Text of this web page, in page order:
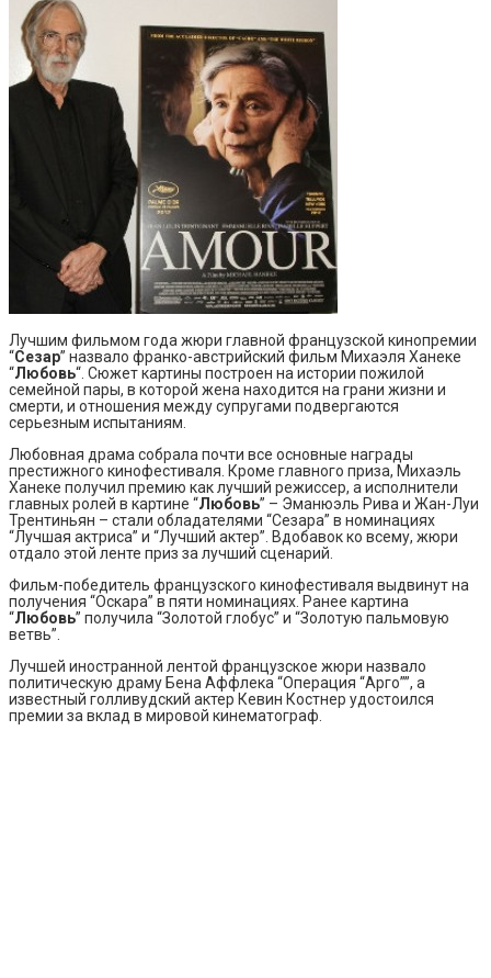
Лучшим фильмом года жюри главной французской кинопремии
“Сезар” назвало франко-австрийский фильм Михаэля Ханеке
“Любовь“. Сюжет картины построен на истории пожилой
семейной пары, в которой жена находится на грани жизни и
смерти, и отношения между супругами подвергаются
серьезным испытаниям.
Любовная драма собрала почти все основные награды
престижного кинофестиваля. Кроме главного приза, Михаэль
Ханеке получил премию как лучший режиссер, а исполнители
главных ролей в картине “Любовь” – Эманюэль Рива и Жан-Луи
Трентиньян – стали обладателями “Сезара” в номинациях
“Лучшая актриса” и “Лучший актер”. Вдобавок ко всему, жюри
отдало этой ленте приз за лучший сценарий.
Фильм-победитель французского кинофестиваля выдвинут на
получения “Оскара” в пяти номинациях. Ранее картина
“Любовь” получила “Золотой глобус” и “Золотую пальмовую
ветвь”.
Лучшей иностранной лентой французское жюри назвало
политическую драму Бена Аффлека “Операция “Арго””, а
известный голливудский актер Кевин Костнер удостоился
премии за вклад в мировой кинематограф.